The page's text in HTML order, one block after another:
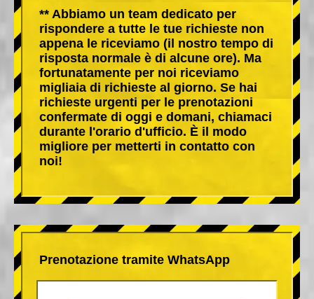
** Abbiamo un team dedicato per
rispondere a tutte le tue richieste non
appena le riceviamo (il nostro tempo di
risposta normale è di alcune ore). Ma
fortunatamente per noi riceviamo
migliaia di richieste al giorno. Se hai
richieste urgenti per le prenotazioni
confermate di oggi e domani, chiamaci
durante l'orario d'ufficio. È il modo
migliore per metterti in contatto con
noi!
Prenotazione tramite WhatsApp